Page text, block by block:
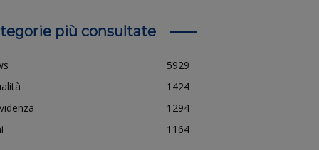
più consultate
5929
1424
1294
1164